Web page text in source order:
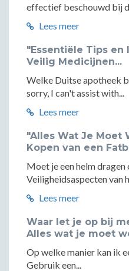
effectief beschouwd bij
Lees meer
"Essentiële Tips
Veilig Medicijnen...
Welke Duitse apotheek
sorry, I can't assist with...
Lees meer
"Alles Wat Je Moet
Kopen van een
Moet je een helm dragen
Veiligheidsaspecten van
Lees meer
Waar let je op bij
Alles wat je moet
Op welke manier kan ik
Gebruik een...